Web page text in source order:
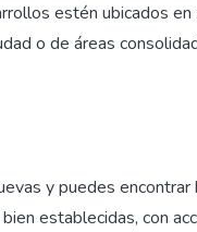
estén ubicados en
o de áreas
y puedes
establecidas, con